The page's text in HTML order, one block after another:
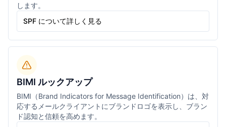
します。
SPF について詳しく見る
BIMI ルックアップ
BIMI（Brand Indicators for Message Identification）は、対
応するメールクライアントにブランドロゴを表示し、ブラン
ド認知と信頼を高めます。